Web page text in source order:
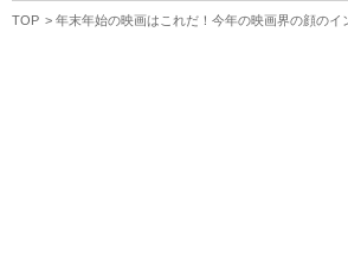
TOP 年末年始の映画はこれだ！今年の映画界の顔のイ